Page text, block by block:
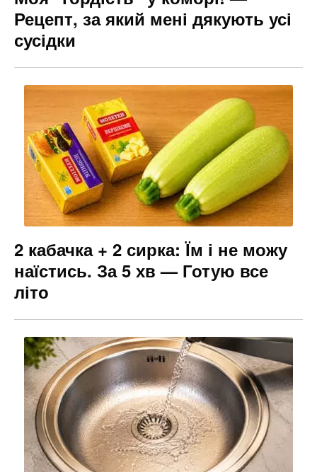
Рецепт, за який мені дякують усі
сусідки
2 кабачка + 2 сирка: Їм і не можу
наїстись. За 5 хв — Готую все
літо